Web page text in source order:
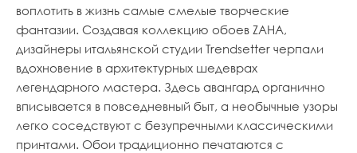
воплотить в жизнь самые смелые творческие
фантазии. Создавая коллекцию обоев ZAHA,
дизайнеры итальянской студии Trendsetter черпали
вдохновение в архитектурных шедеврах
легендарного мастера. Здесь авангард органично
вписывается в повседневный быт, а необычные узоры
легко соседствуют с безупречными классическими
принтами. Обои традиционно печатаются с